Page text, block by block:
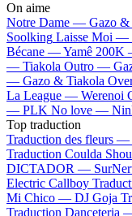
On aime
Notre Dame — Gazo &
Soolking Laisse Moi —
Bécane —Yamê 200K
— Tiakola Outro —
— Gazo & Tiakola
La League — Werenoi
— PLK No love —
Top traduction
Traduction des fleurs —
Traduction Coulda
DICTADOR —
Electric Callboy
Mi Chico — DJ Goja
Traduction Danceteria